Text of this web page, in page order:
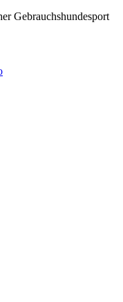
Gebrauchshundesport